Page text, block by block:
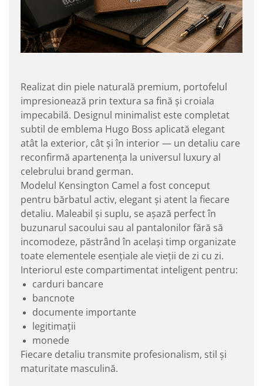
Realizat din piele naturală premium, portofelul
impresionează prin textura sa fină și croiala
impecabilă. Designul minimalist este completat
subtil de emblema Hugo Boss aplicată elegant
atât la exterior, cât și în interior — un detaliu care
reconfirmă apartenența la universul luxury al
celebrului brand german.
Modelul Kensington Camel a fost conceput
pentru bărbatul activ, elegant și atent la fiecare
detaliu. Maleabil și suplu, se așază perfect în
buzunarul sacoului sau al pantalonilor fără să
incomodeze, păstrând în același timp organizate
toate elementele esențiale ale vieții de zi cu zi.
Interiorul este compartimentat inteligent pentru:
carduri bancare
bancnote
documente importante
legitimații
monede
Fiecare detaliu transmite profesionalism, stil și
maturitate masculină.